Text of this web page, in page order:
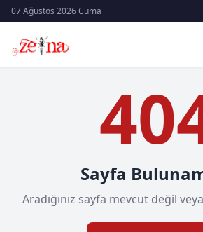
07 Ağustos 2026 Cuma
Sayfa
Aradığınız sayfa mevcut değil